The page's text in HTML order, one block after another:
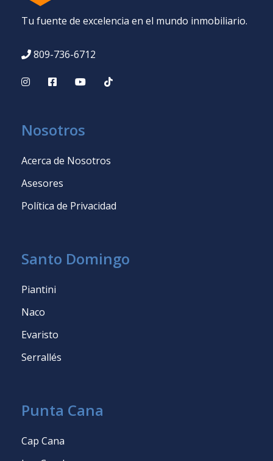
Tu fuente de excelencia en el mundo inmobiliario.
809-736-6712
Nosotros
Acerca de Nosotros
Asesores
Política de Privacidad
Santo Domingo
Piantini
Naco
Evaristo
Serrallés
Punta Cana
Cap Cana